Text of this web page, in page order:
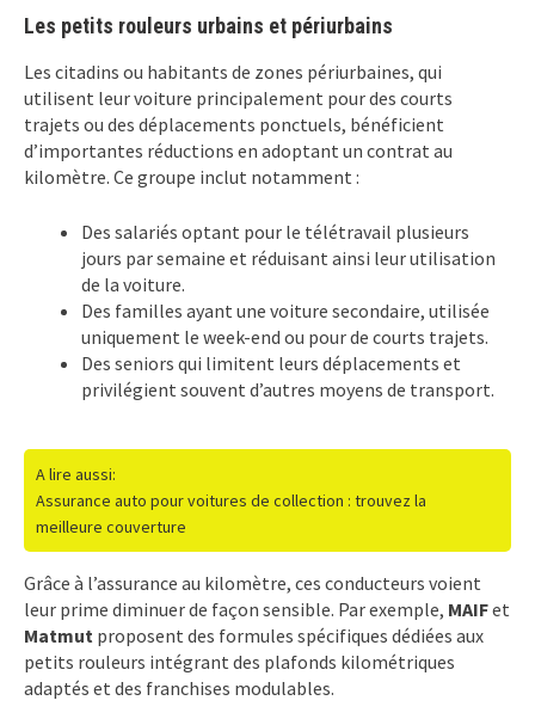
Les petits rouleurs urbains et périurbains
Les citadins ou habitants de zones périurbaines, qui
utilisent leur voiture principalement pour des courts
trajets ou des déplacements ponctuels, bénéficient
d’importantes réductions en adoptant un contrat au
kilomètre. Ce groupe inclut notamment :
Des salariés optant pour le télétravail plusieurs
jours par semaine et réduisant ainsi leur utilisation
de la voiture.
Des familles ayant une voiture secondaire, utilisée
uniquement le week-end ou pour de courts trajets.
Des seniors qui limitent leurs déplacements et
privilégient souvent d’autres moyens de transport.
A lire aussi:
Assurance auto pour voitures de collection : trouvez la
meilleure couverture
Grâce à l’assurance au kilomètre, ces conducteurs voient
leur prime diminuer de façon sensible. Par exemple, MAIFet
Matmut proposent des formules spécifiques dédiées aux
petits rouleurs intégrant des plafonds kilométriques
adaptés et des franchises modulables.